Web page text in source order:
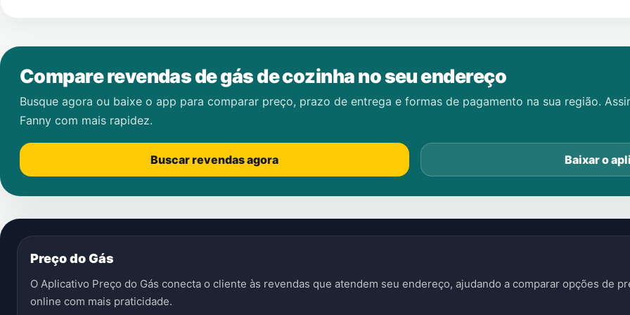
Compare revendas de gás de cozinha no seu endereço
Busque agora ou baixe o app para comparar preço, prazo de entrega e formas de pagamento na sua região.
Fanny com mais rapidez.
Buscar revendas agora Baixar o
Preço do Gás
O Aplicativo Preço do Gás conecta o cliente às revendas que atendem seu endereço, ajudando a comparar opções de
online com mais praticidade.